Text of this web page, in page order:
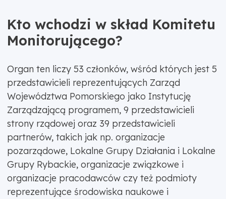
Kto wchodzi w skład Komitetu
Monitorującego?
Organ ten liczy 53 członków, wśród których jest 5
przedstawicieli reprezentujących Zarząd
Województwa Pomorskiego jako Instytucję
Zarządzającą programem, 9 przedstawicieli
strony rządowej oraz 39 przedstawicieli
partnerów, takich jak np. organizacje
pozarządowe, Lokalne Grupy Działania i Lokalne
Grupy Rybackie, organizacje związkowe i
organizacje pracodawców czy też podmioty
reprezentujące środowiska naukowe i